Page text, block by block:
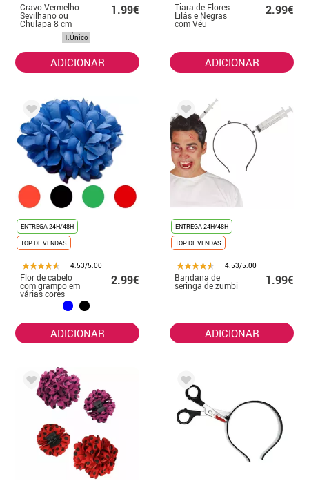
Cravo Vermelho
Sevilhano ou
Chulapa 8 cm
com Clipes
1.99€
T.Único
ADICIONAR
Tiara de Flores
Lilás e Negras
com Véu
2.99€
ADICIONAR
ENTREGA 24H/48H
TOP DE VENDAS
4.53/5.00
Flor de cabelo
com grampo em
várias cores
2.99€
ADICIONAR
ENTREGA 24H/48H
TOP DE VENDAS
4.53/5.00
Bandana de
seringa de zumbi 1.99€
ADICIONAR